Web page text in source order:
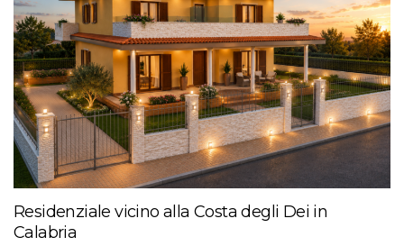
Residenziale vicino alla Costa degli Dei in
Calabria